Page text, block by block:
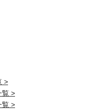
覧
覧